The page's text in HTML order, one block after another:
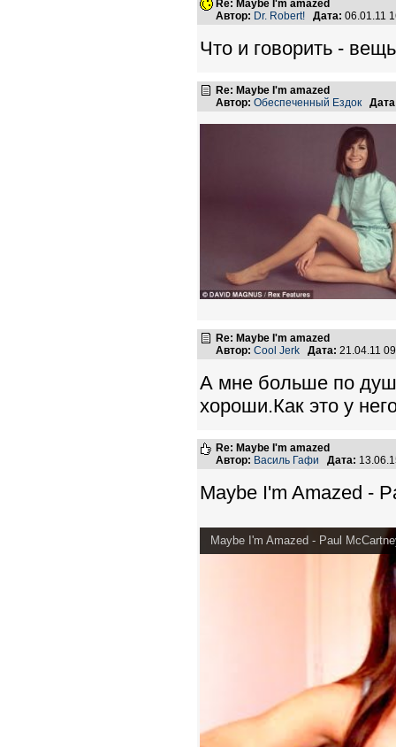
Re: Maybe I'm amazed
Автор: Dr. Robert! Дата: 06.01.11
Что и говорить -
Re: Maybe I'm amazed
Автор: Обеспеченный Ездок
Re: Maybe I'm amazed
Автор: Cool Jerk Дата: 21.04.11
А мне больше по
хороши.Как это у
Re: Maybe I'm amazed
Автор: Василь Гафи Дата:
Maybe I'm Amazed -
Maybe I'm Amazed - Paul